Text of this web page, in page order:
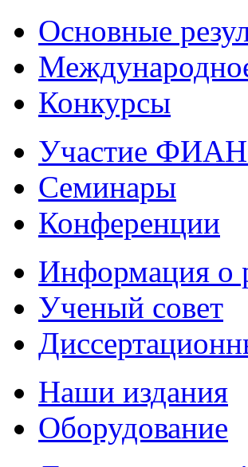
Основные
Конкурсы
Участие
Семинары
Конференции
Информация о
Ученый совет
Наши издания
Оборудование